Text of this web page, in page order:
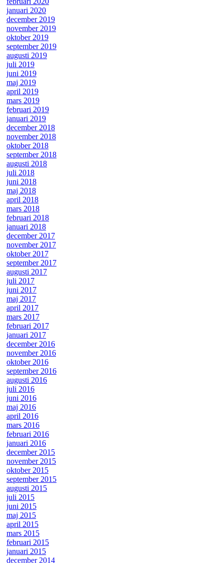
januari 2020
december 2019
november 2019
oktober 2019
september 2019
augusti 2019
juli 2019
juni 2019
maj 2019
april 2019
mars 2019
februari 2019
januari 2019
december 2018
november 2018
oktober 2018
september 2018
augusti 2018
juli 2018
juni 2018
maj 2018
april 2018
mars 2018
februari 2018
januari 2018
december 2017
november 2017
oktober 2017
september 2017
augusti 2017
juli 2017
juni 2017
maj 2017
april 2017
mars 2017
februari 2017
januari 2017
december 2016
november 2016
oktober 2016
september 2016
augusti 2016
juli 2016
juni 2016
maj 2016
april 2016
mars 2016
februari 2016
januari 2016
december 2015
november 2015
oktober 2015
september 2015
augusti 2015
juli 2015
juni 2015
maj 2015
april 2015
mars 2015
februari 2015
januari 2015
december 2014